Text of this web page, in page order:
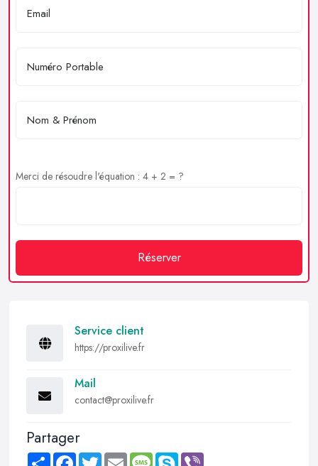
Merci de résoudre l'équation : 4 + 2 = ?
Réserver
Service client
https://proxilive.fr
Mail
contact@proxilive.fr
Partager
Share FacebookTwitter Email MessageSkype